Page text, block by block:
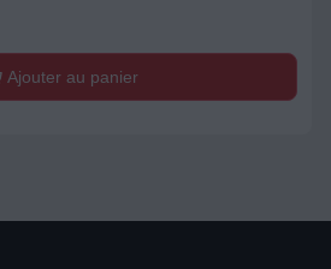
Ajouter au panier